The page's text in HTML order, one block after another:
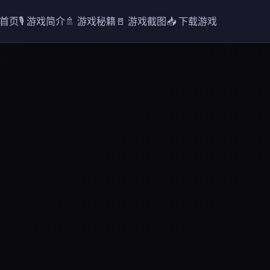
页🎙️ 游戏简介🚿 游戏秘籍 🚪 游戏截图📥 下载游戏